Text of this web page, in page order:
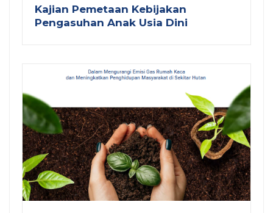
Kajian Pemetaan Kebijakan
Pengasuhan Anak Usia Dini